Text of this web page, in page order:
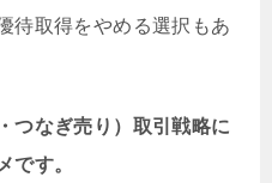
待取得をやめる選択もあ
つなぎ売り）取引戦略に
です。